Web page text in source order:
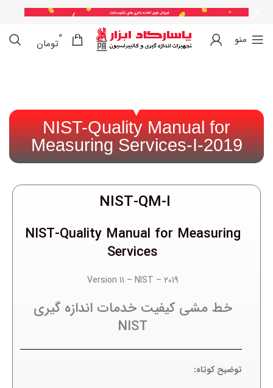
منو 0
0
تومان
NIST-Quality Manual for
Measuring Services-I-2019
NIST-QM-I
NIST-Quality Manual for Measuring
Services
Version 11 – NIST – 2019
خط مشی کیفیت خدمات اندازه گیری
NIST
توضیح کوتاه: